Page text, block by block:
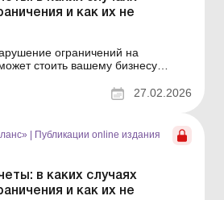
и как их не
ограничений на
стоить вашему бизнесу
расчетов наличными, как
такие расчеты и избежать
27.02.2026
Публикации online издания
в каких случаях
и как их не